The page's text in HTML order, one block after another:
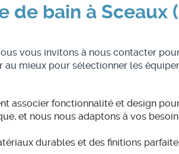
de bain à Sceaux
vous invitons à nous contacter
au mieux pour sélectionner les
associer fonctionnalité et design
et nous nous adaptons à vos
durables et des finitions